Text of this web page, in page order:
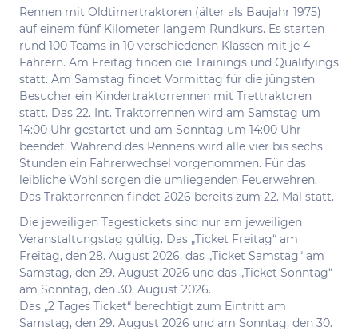
Rennen mit Oldtimertraktoren (älter als Baujahr 1975)
auf einem fünf Kilometer langem Rundkurs. Es starten
rund 100 Teams in 10 verschiedenen Klassen mit je 4
Fahrern. Am Freitag finden die Trainings und Qualifyings
statt. Am Samstag findet Vormittag für die jüngsten
Besucher ein Kindertraktorrennen mit Trettraktoren
statt. Das 22. Int. Traktorrennen wird am Samstag um
14:00 Uhr gestartet und am Sonntag um 14:00 Uhr
beendet. Während des Rennens wird alle vier bis sechs
Stunden ein Fahrerwechsel vorgenommen. Für das
leibliche Wohl sorgen die umliegenden Feuerwehren.
Das Traktorrennen findet 2026 bereits zum 22. Mal statt.
Die jeweiligen Tagestickets sind nur am jeweiligen
Veranstaltungstag gültig. Das „Ticket Freitag“ am
Freitag, den 28. August 2026, das „Ticket Samstag“ am
Samstag, den 29. August 2026 und das „Ticket Sonntag“
am Sonntag, den 30. August 2026.
Das „2 Tages Ticket“ berechtigt zum Eintritt am
Samstag, den 29. August 2026 und am Sonntag, den 30.